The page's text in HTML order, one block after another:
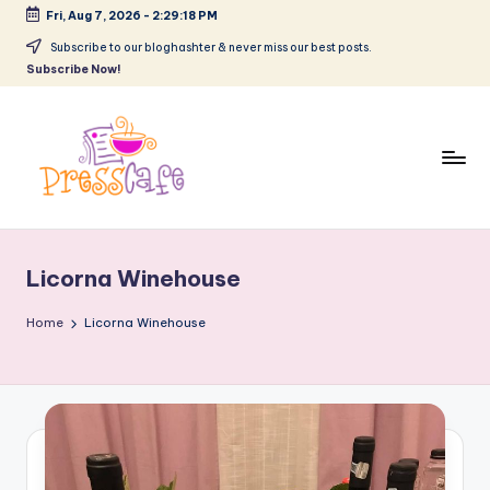
Skip
Fri, Aug 7, 2026 - 2:29:19 PM
Subscribe to our bloghashter & never miss our best posts.
Subscribe Now!
e
s
c
a
urbane
Licorna Winehouse
Home Licorna Winehouse